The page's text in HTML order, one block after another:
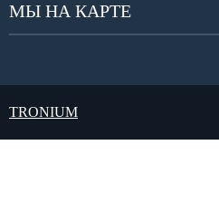
МЫ НА КАРТЕ
TRONIUM